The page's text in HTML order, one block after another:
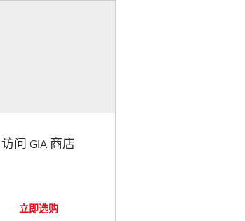
访问 GIA 商店
立即选购